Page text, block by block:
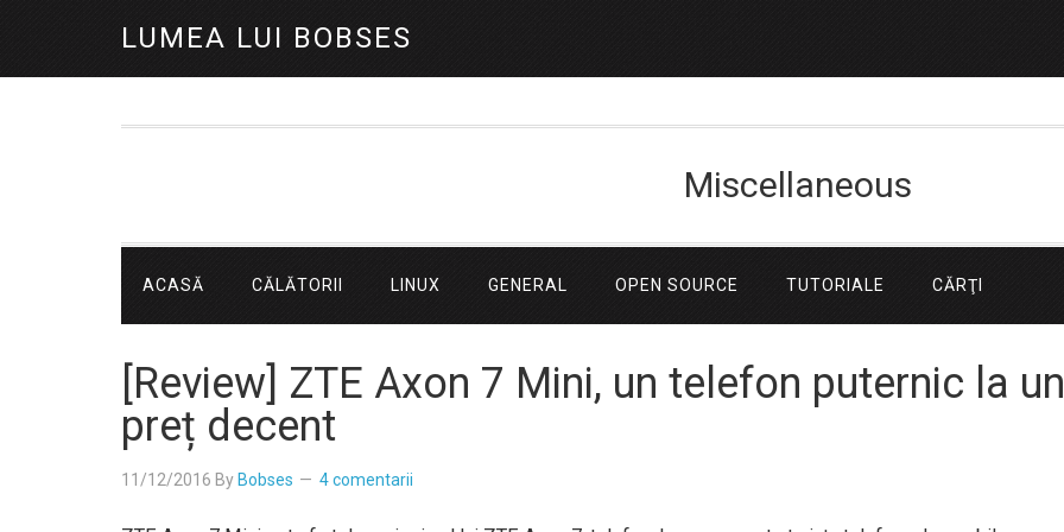
LUMEA LUI BOBSES
Miscellaneous
ACASĂ CĂLĂTORII LINUX GENERAL OPEN SOURCE TUTORIALE CĂRŢI
[Review] ZTE Axon 7 Mini, un telefon puternic la un
preț decent
11/12/2016 By Bobses 4 comentarii